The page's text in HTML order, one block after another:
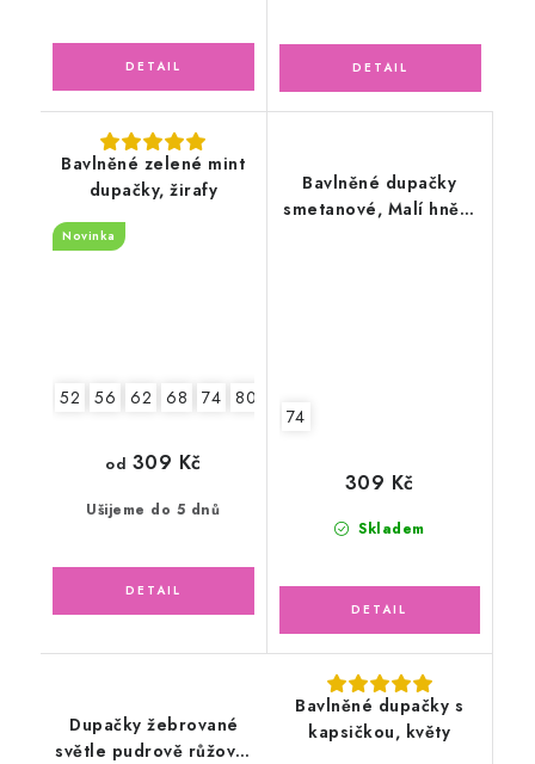
Bavlněné zelené mint
dupačky, žirafy
Novinka
52 56 62 68 74 80
Ušijeme do 5 dnů
od 309 Kč
Bavlněné dupačky
smetanové, Malí hnědí
74
Skladem
309 Kč
Dupačky žebrované
světle pudrově růžové,
Bavlněné dupačky s
kapsičkou, květy